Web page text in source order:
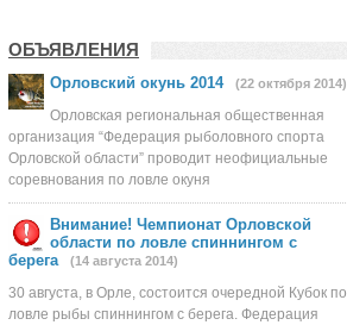
ОБЪЯВЛЕНИЯ
Орловский окунь 2014 (22 октября 2014)
Орловская региональная общественная
организация “Федерация рыболовного спорта
Орловской области” проводит неофициальные
соревнования по ловле окуня
Внимание! Чемпионат Орловской
области по ловле спиннингом с
берега
(14 августа 2014)
30 августа, в Орле, состоится очередной Кубок по
ловле рыбы спиннингом с берега. Федерация